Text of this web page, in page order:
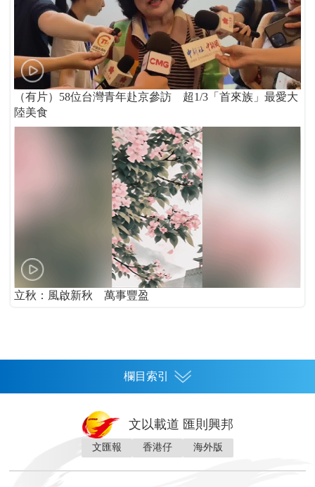
（有片）58位台灣青年赴京參訪 超1/3「首來族」最愛大
陸美食
立秋：風啟新秋 萬事豐盈
欄目索引
灣區人
文以載道 匯則興邦
文匯報 香港仔 海外版